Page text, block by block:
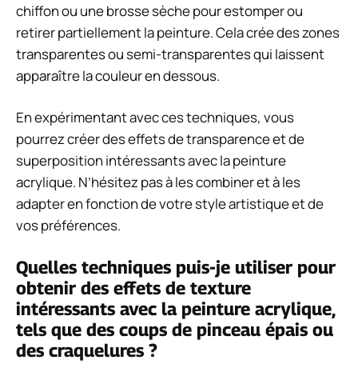
chiffon ou une brosse sèche pour estomper ou
retirer partiellement la peinture. Cela crée des zones
transparentes ou semi-transparentes qui laissent
apparaître la couleur en dessous.
En expérimentant avec ces techniques, vous
pourrez créer des effets de transparence et de
superposition intéressants avec la peinture
acrylique. N’hésitez pas à les combiner et à les
adapter en fonction de votre style artistique et de
vos préférences.
Quelles techniques puis-je utiliser pour
obtenir des effets de texture
intéressants avec la peinture acrylique,
tels que des coups de pinceau épais ou
des craquelures ?